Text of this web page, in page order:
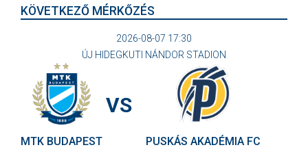
KÖVETKEZŐ MÉRKŐZÉS
2026-08-07 17:30
ÚJ HIDEGKUTI NÁNDOR STADION
MTK BUDAPEST
VS
PUSKÁS AKADÉMIA FC